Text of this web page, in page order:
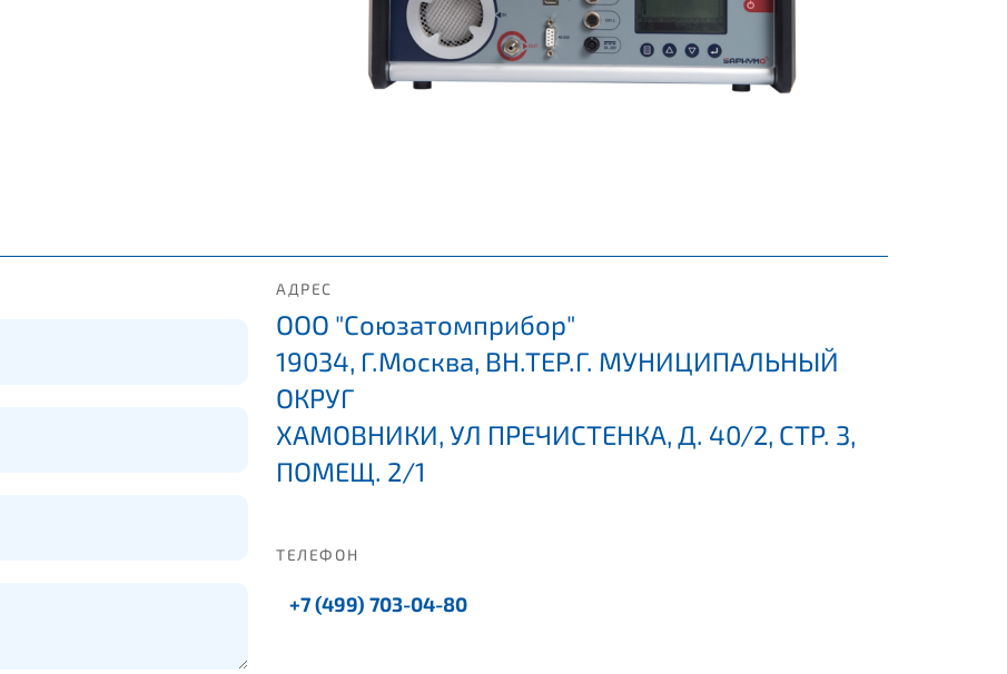
АДРЕС
ООО "Союзатомприбор"
19034, Г.Москва, ВН.ТЕР.Г. МУНИЦИПАЛЬНЫЙ
ОКРУГ
ХАМОВНИКИ, УЛ ПРЕЧИСТЕНКА, Д. 40/2, СТР. 3,
ПОМЕЩ. 2/1
ТЕЛЕФОН
+7 (499) 703-04-80